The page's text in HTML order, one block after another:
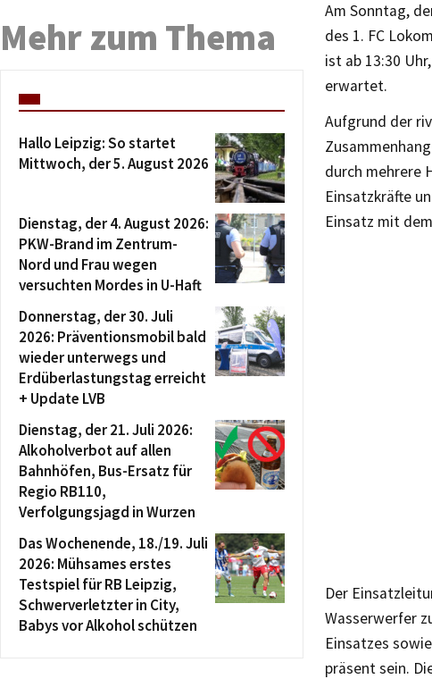
Am Sonntag,
des 1. FC
ist ab 13:30
erwartet.
Aufgrund der
durch mehrere
Einsatzkräfte
Einsatz mit
Der
Wasserwerfer
Einsatzes
präsent sein.
Mehr zum Thema
Hallo Leipzig: So startet
Mittwoch, der 5. August 2026
Dienstag, der 4. August 2026:
PKW-Brand im Zentrum-
Nord und Frau wegen
versuchten Mordes in U-Haft
Donnerstag, der 30. Juli
2026: Präventionsmobil bald
wieder unterwegs und
Erdüberlastungstag erreicht
+ Update LVB
Dienstag, der 21. Juli 2026:
Alkoholverbot auf allen
Bahnhöfen, Bus-Ersatz für
Regio RB110,
Verfolgungsjagd in Wurzen
Das Wochenende, 18./19. Juli
2026: Mühsames erstes
Testspiel für RB Leipzig,
Schwerverletzter in City,
Babys vor Alkohol schützen